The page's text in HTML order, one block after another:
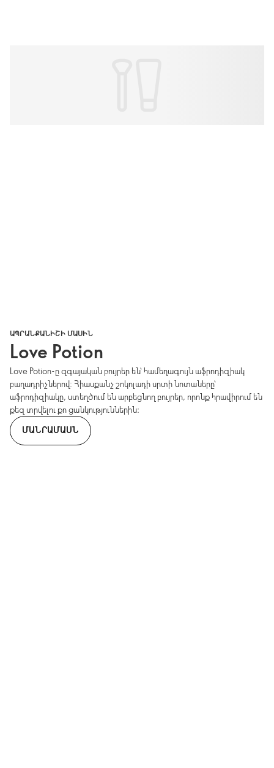
ԱՊՐԱՆՔԱՆԻՇԻ ՄԱՍԻՆ
Love Potion
Love Potion-ը զգայական բույրեր են՝ համեղագույն աֆրոդիզիակ
բաղադրիչներով: Հիասքանչ շոկոլադի սրտի նոտաները՝
աֆրոդիզիակը, ստեղծում են արբեցնող բույրեր, որոնք հրավիրում են
քեզ տրվելու քո ցանկություններին։
ՄԱՆՐԱՄԱՍՆ